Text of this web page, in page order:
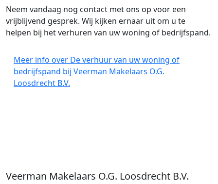
Veerman Makelaars O.G. Loosdrecht B.V.
Neem vandaag nog contact met ons op voor een
vrijblijvend gesprek. Wij kijken ernaar uit om u te
helpen bij het verhuren van uw woning of bedrijfspand.
Meer info over De verhuur van uw woning of
bedrijfspand bij Veerman Makelaars O.G.
Loosdrecht B.V.